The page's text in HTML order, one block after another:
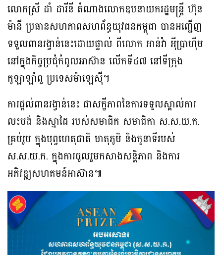
លោកស្រី ដាំ ដារីនី តំណាងលោកឧបនាយករដ្ឋមន្ត្រី ហ៊ុន
ម៉ានី ប្រធានសហភាពសហព័ន្ធយុវជនកម្ពុជា បានអញ្ជើញ
ទទួលពានរង្វាន់នេះដោយផ្ទាល់ ពីលោក អាន់វ៉ា អ៉ីប្រាហ៉ីម
នៅក្នុងកិច្ចប្រជុំកំពូលអាស៊ាន លើកទី៤៧ នៅទីក្រុង
កូឡាឡាំពួ ប្រទេសម៉ាឡេស៉ី។
ការផ្តល់ពានរង្វាន់នេះ ជាសក្ខីភាពនៃការទទួលស្គាល់ការ
លះបង់ និងស្នាដៃ របស់សមាជិក សមាជិកា ស.ស.យ.ក.
គ្រប់រូប ក្នុងបុព្វហេតុជាតិ មាតុភូមិ និងតួនាទីរបស់
ស.ស.យ.ក. ក្នុងការចូលរួមកសាងសន្តិភាព និងការ
អភិវឌ្ឍសហគមន៍អាស៊ាន៕